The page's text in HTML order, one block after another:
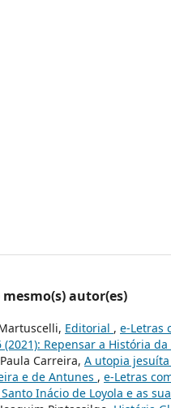
autor(es)
Editorial , e-Letras
(2021): Repensar a História
Carreira, A utopia
e de Antunes , e-Letras
Inácio de Loyola e as